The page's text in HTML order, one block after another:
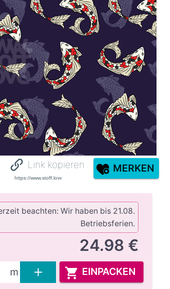
Link kopieren MERKEN
beachten: Wir haben bis 21.08.
Betriebsferien.
24.98 €
m EINPACKEN